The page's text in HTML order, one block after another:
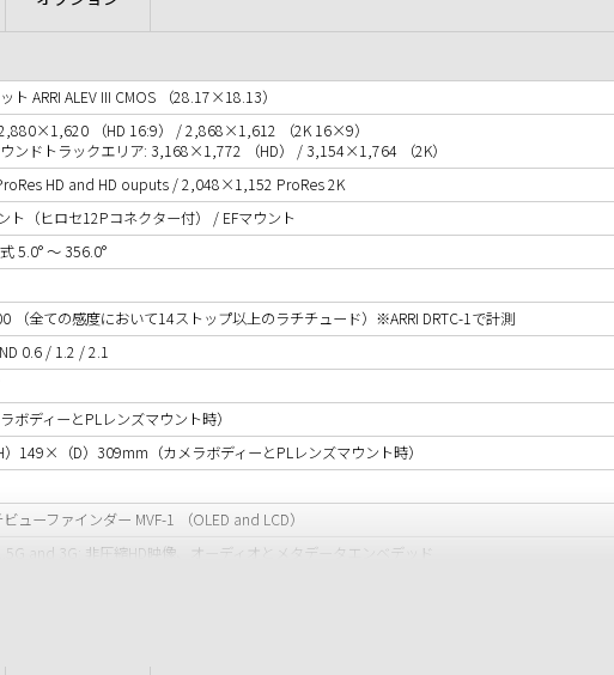
ト ARRI ALEV III CMOS （28.17×18.13）
（HD 16:9） / 2,868×1,612 （2K 16×9）
ンドトラックエリア: 3,168×1,772 （HD） / 3,154×1,764 （2K）
HD and HD ouputs / 2,048×1,152 ProRes 2K
ト（ヒロセ12Pコネクター付） / EFマウント
5.0° ～ 356.0°
（全ての感度において14ストップ以上のラチチュード）※ARRI DRTC-1で計測
0.6 / 1.2 / 2.1
ボディーとPLレンズマウント時）
）149×（D）309mm（カメラボディーとPLレンズマウント時）
ューファインダー MVF-1 （OLED and LCD）
and 3G: 非圧縮HD映像、オーディオとメタデータエンベデッド